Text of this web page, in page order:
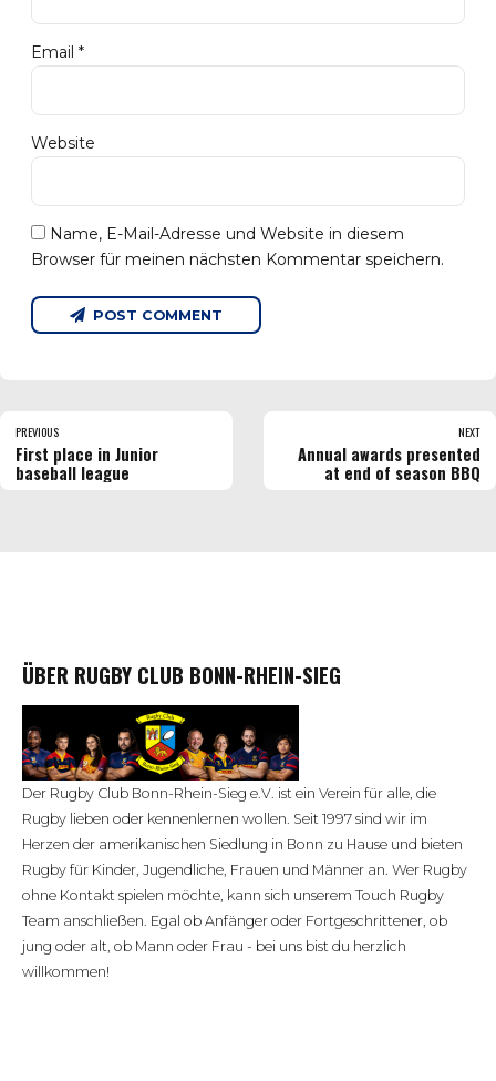
Email *
Website
Name, E-Mail-Adresse und Website in diesem
Browser für meinen nächsten Kommentar speichern.
POST COMMENT
PREVIOUS
First place in Junior
baseball league
NEXT
Annual awards presented
at end of season BBQ
ÜBER RUGBY CLUB BONN-RHEIN-SIEG
Der Rugby Club Bonn-Rhein-Sieg e.V. ist ein Verein für alle, die
Rugby lieben oder kennenlernen wollen. Seit 1997 sind wir im
Herzen der amerikanischen Siedlung in Bonn zu Hause und bieten
Rugby für Kinder, Jugendliche, Frauen und Männer an. Wer Rugby
ohne Kontakt spielen möchte, kann sich unserem Touch Rugby
Team anschließen. Egal ob Anfänger oder Fortgeschrittener, ob
jung oder alt, ob Mann oder Frau - bei uns bist du herzlich
willkommen!